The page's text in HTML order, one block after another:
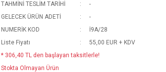
TAHMİNİ TESLİM TARİHİ
-
GELECEK ÜRÜN ADETİ
-
NUMERİK KOD
İ9A/28
Liste Fiyatı
55,00 EUR + KDV
* 306,40 TL den başlayan taksitlerle!
Stokta Olmayan Ürün